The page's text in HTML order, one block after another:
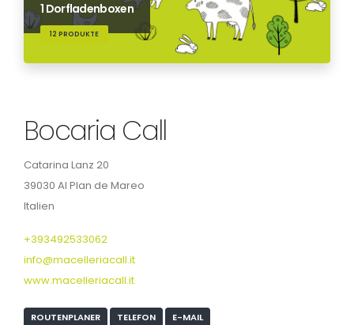
1 Dorfladenboxen
12 PRODUKTE
Bocaria Call
Catarina Lanz 20
39030 Al Plan de Mareo
Italien
+393492533062
info@macelleriacall.it
www.macelleriacall.it
ROUTENPLANER TELEFON E-MAIL